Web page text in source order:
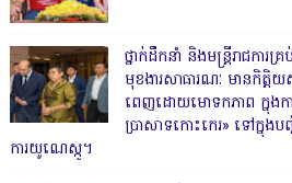
ថ្នាក់ដឹកនាំ និងមន្ត្រីរាជការគ្
មុខងារសាធារណៈ មានកិត្តិ
ពេញដោយមោទកភាព ក្នុងក
ប្រាសាទកោះកេរ» ទៅក្នុង
ការយូណេស្កូ។